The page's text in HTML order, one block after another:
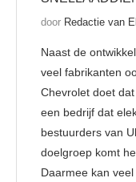
door Redactie van
Naast de
veel fabrikanten
Chevrolet doet
een bedrijf dat
bestuurders van
doelgroep komt
Daarmee kan